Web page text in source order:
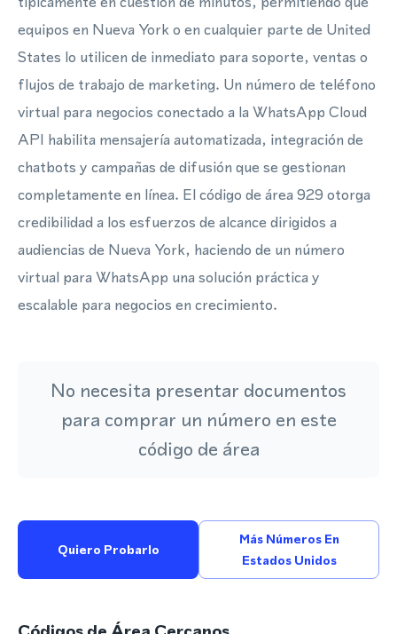
equipos en Nueva York o en cualquier parte de United
States lo utilicen de inmediato para soporte, ventas o
flujos de trabajo de marketing. Un número de teléfono
virtual para negocios conectado a la WhatsApp Cloud
API habilita mensajería automatizada, integración de
chatbots y campañas de difusión que se gestionan
completamente en línea. El código de área 929 otorga
credibilidad a los esfuerzos de alcance dirigidos a
audiencias de Nueva York, haciendo de un número
virtual para WhatsApp una solución práctica y
escalable para negocios en crecimiento.
No necesita presentar documentos
para comprar un número en este
código de área
Quiero Probarlo
Más Números En
Estados Unidos